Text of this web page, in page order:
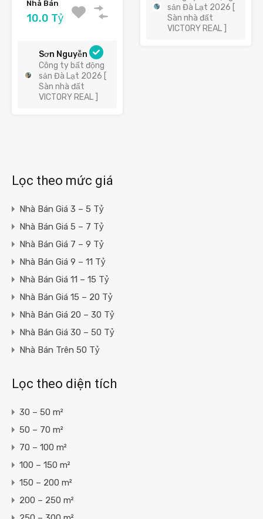
Nhà Bán
10.0 Tỷ
Sơn Nguyễn
Công ty bất động
sản Đà Lạt 2026 [
Sàn nhà đất
VICTORY REAL ]
sản Đà Lạt 2026 [
Sàn nhà đất
VICTORY REAL ]
Lọc theo mức giá
Nhà Bán Giá 3 – 5 Tỷ
Nhà Bán Giá 5 – 7 Tỷ
Nhà Bán Giá 7 – 9 Tỷ
Nhà Bán Giá 9 – 11 Tỷ
Nhà Bán Giá 11 – 15 Tỷ
Nhà Bán Giá 15 – 20 Tỷ
Nhà Bán Giá 20 – 30 Tỷ
Nhà Bán Giá 30 – 50 Tỷ
Nhà Bán Trên 50 Tỷ
Lọc theo diện tích
30 – 50 m²
50 – 70 m²
70 – 100 m²
100 – 150 m²
150 – 200 m²
200 – 250 m²